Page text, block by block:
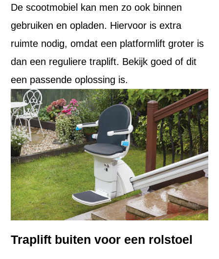
De scootmobiel kan men zo ook binnen
gebruiken en opladen. Hiervoor is extra
ruimte nodig, omdat een platformlift groter is
dan een reguliere traplift. Bekijk goed of dit
een passende oplossing is.
Traplift buiten voor een rolstoel